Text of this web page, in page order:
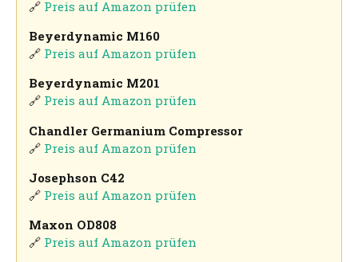
🔗 Preis auf Amazon prüfen
Beyerdynamic M160
🔗 Preis auf Amazon prüfen
Beyerdynamic M201
🔗 Preis auf Amazon prüfen
Chandler Germanium Compressor
🔗 Preis auf Amazon prüfen
Josephson C42
🔗 Preis auf Amazon prüfen
Maxon OD808
🔗 Preis auf Amazon prüfen